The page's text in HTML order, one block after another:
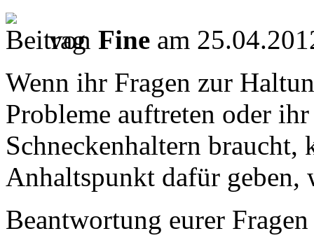
von Fine am
Wenn ihr Fragen zur
Probleme auftreten oder
Schneckenhaltern braucht,
Anhaltspunkt dafür geben,
Beantwortung eurer